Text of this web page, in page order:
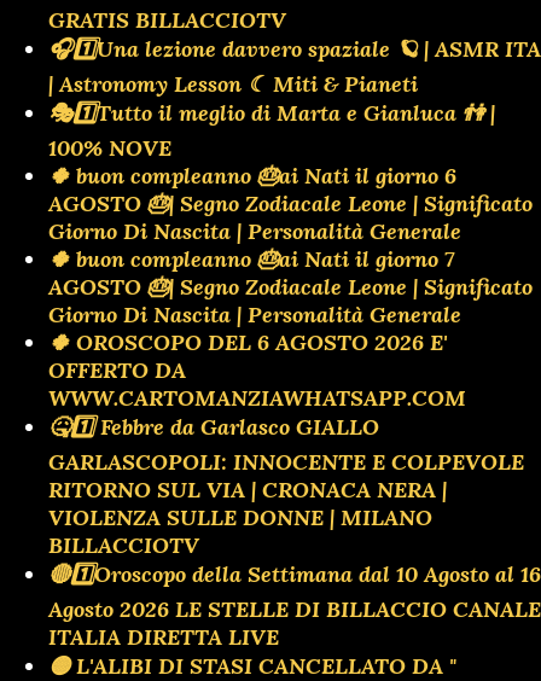
GRATIS BILLACCIOTV
🎧1️⃣Una lezione davvero spaziale 🪐 | ASMR ITA
| Astronomy Lesson ☾ Miti & Pianeti
🎭1️⃣Tutto il meglio di Marta e Gianluca 👫 |
100% NOVE
🍀 buon compleanno 🎂ai Nati il giorno 6
AGOSTO 🎂| Segno Zodiacale Leone | Significato
Giorno Di Nascita | Personalità Generale
🍀 buon compleanno 🎂ai Nati il giorno 7
AGOSTO 🎂| Segno Zodiacale Leone | Significato
Giorno Di Nascita | Personalità Generale
🍀 OROSCOPO DEL 6 AGOSTO 2026 E'
OFFERTO DA
WWW.CARTOMANZIAWHATSAPP.COM
🤒1️⃣ Febbre da Garlasco GIALLO
GARLASCOPOLI: INNOCENTE E COLPEVOLE
RITORNO SUL VIA | CRONACA NERA |
VIOLENZA SULLE DONNE | MILANO
BILLACCIOTV
🔴1️⃣Oroscopo della Settimana dal 10 Agosto al 16
Agosto 2026 LE STELLE DI BILLACCIO CANALE
ITALIA DIRETTA LIVE
🟡 L'ALIBI DI STASI CANCELLATO DA "